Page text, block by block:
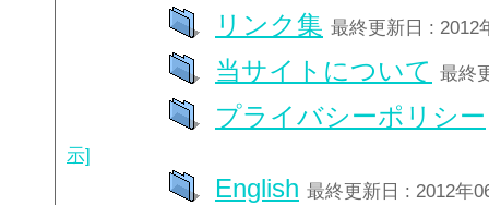
リンク集 最終更新日 : 2012
当サイトについて 最終
プライバシーポリシー
示]
English 最終更新日 : 2012年